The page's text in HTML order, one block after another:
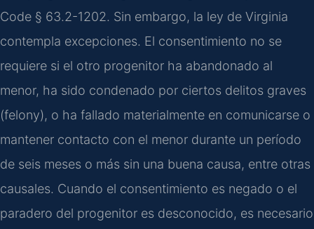
Code § 63.2-1202. Sin embargo, la ley de Virginia
contempla excepciones. El consentimiento no se
requiere si el otro progenitor ha abandonado al
menor, ha sido condenado por ciertos delitos graves
(felony), o ha fallado materialmente en comunicarse o
mantener contacto con el menor durante un período
de seis meses o más sin una buena causa, entre otras
causales. Cuando el consentimiento es negado o el
paradero del progenitor es desconocido, es necesario